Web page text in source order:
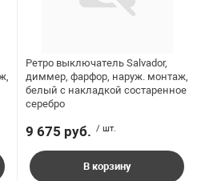
Ретро выключатель Salvador,
диммер, фарфор, наруж. монтаж,
белый c накладкой состаренное
серебро
9 675 руб. / шт.
В корзину